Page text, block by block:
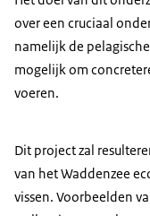
over een cruciaal
namelijk de
mogelijk om
voeren.
Dit project zal
van het Waddenzee
vissen. Voorbeelden